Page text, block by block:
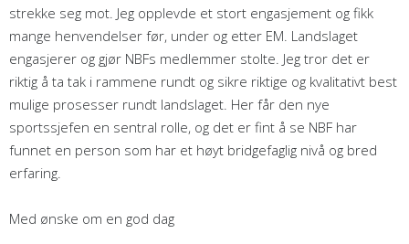
strekke seg mot. Jeg opplevde et stort engasjement og fikk
mange henvendelser før, under og etter EM. Landslaget
engasjerer og gjør NBFs medlemmer stolte. Jeg tror det er
riktig å ta tak i rammene rundt og sikre riktige og kvalitativt best
mulige prosesser rundt landslaget. Her får den nye
sportssjefen en sentral rolle, og det er fint å se NBF har
funnet en person som har et høyt bridgefaglig nivå og bred
erfaring.
Med ønske om en god dag